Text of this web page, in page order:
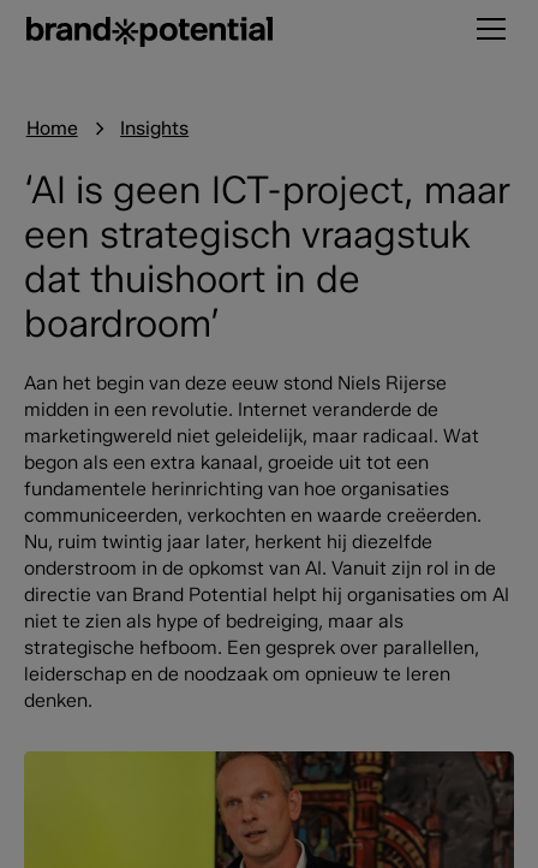
Home Insights
‘AI is geen ICT-project, maar
een strategisch vraagstuk
dat thuishoort in de
boardroom’
Aan het begin van deze eeuw stond Niels Rijerse
midden in een revolutie. Internet veranderde de
marketingwereld niet geleidelijk, maar radicaal. Wat
begon als een extra kanaal, groeide uit tot een
fundamentele herinrichting van hoe organisaties
communiceerden, verkochten en waarde creëerden.
Nu, ruim twintig jaar later, herkent hij diezelfde
onderstroom in de opkomst van AI. Vanuit zijn rol in de
directie van Brand Potential helpt hij organisaties om AI
niet te zien als hype of bedreiging, maar als
strategische hefboom. Een gesprek over parallellen,
leiderschap en de noodzaak om opnieuw te leren
denken.